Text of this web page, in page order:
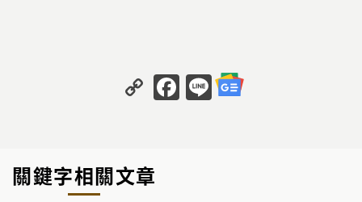
C
o
y
Li
F
a
Li
n
關鍵字相關文章